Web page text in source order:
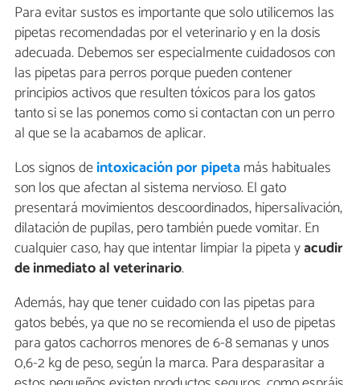
Para evitar sustos es importante que solo utilicemos las
pipetas recomendadas por el veterinario y en la dosis
adecuada. Debemos ser especialmente cuidadosos con
las pipetas para perros porque pueden contener
principios activos que resulten tóxicos para los gatos
tanto si se las ponemos como si contactan con un perro
al que se la acabamos de aplicar.
Los signos deintoxicación por pipetamás habituales
son los que afectan al sistema nervioso. El gato
presentará movimientos descoordinados, hipersalivación,
dilatación de pupilas, pero también puede vomitar. En
cualquier caso, hay que intentar limpiar la pipeta yacudir
de inmediato al veterinario.
Además, hay que tener cuidado con las pipetas para
gatos bebés, ya que no se recomienda el uso de pipetas
para gatos cachorros menores de 6-8 semanas y unos
0,6-2 kg de peso, según la marca. Para desparasitar a